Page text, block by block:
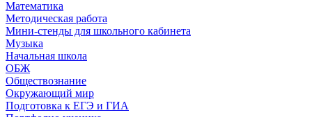
Математика
Методическая работа
Мини-стенды для школьного кабинета
Музыка
Начальная школа
ОБЖ
Обществознание
Окружающий мир
Подготовка к ЕГЭ и ГИА